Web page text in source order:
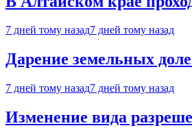
7 дней тому назад7 дней тому назад
Дарение земельных
7 дней тому назад7 дней тому назад
Изменение вида